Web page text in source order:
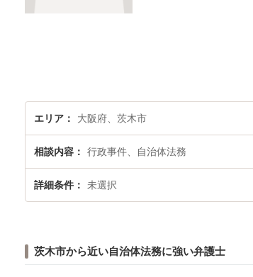
エリア 大阪府、茨木市
相談内容 行政事件、自治体法務
詳細条件 未選択
茨木市から近い自治体法務に強い弁護士